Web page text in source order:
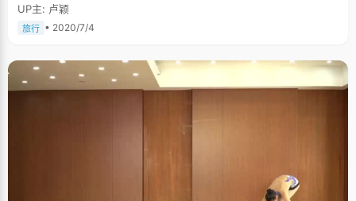
UP主: 卢颖
旅行 • 2020/7/4